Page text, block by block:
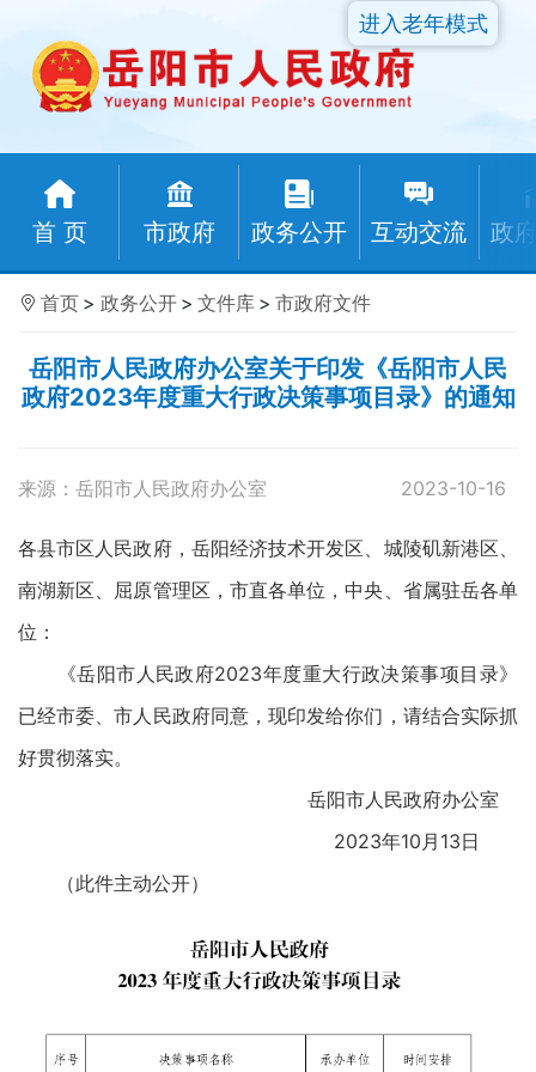
首 页 市政府 政务公开 互动交流 政
进入老年模式
首页 > 政务公开 > 文件库 > 市政府文件
岳阳市人民政府办公室关于印发《岳阳市人民
政府2023年度重大行政决策事项目录》的通知
来源：岳阳市人民政府办公室 2023-10-16
各县市区人民政府，岳阳经济技术开发区、城陵矶新港区、
南湖新区、屈原管理区，市直各单位，中央、省属驻岳各单
位：
《岳阳市人民政府2023年度重大行政决策事项目录》
已经市委、市人民政府同意，现印发给你们，请结合实际抓
好贯彻落实。
岳阳市人民政府办公室
2023年10月13日
（此件主动公开）